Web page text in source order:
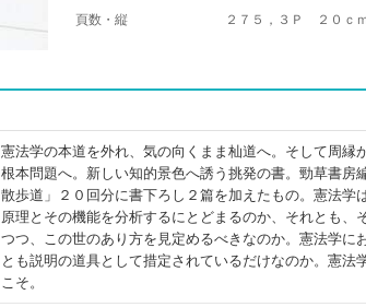
頁数・縦
２７５，３Ｐ ２０ｃｍ
憲法学の本道を外れ、気の向くまま杣道へ。そして周縁
根本問題へ。新しい知的景色へ誘う挑発の書。勁草書房
散歩道」２０回分に書下ろし２篇を加えたもの。憲法学
原理とその機能を分析するにとどまるのか、それとも、
つつ、この世のあり方を見定めるべきなのか。憲法学に
とも説明の道具として措定されているだけなのか。憲法
こそ。